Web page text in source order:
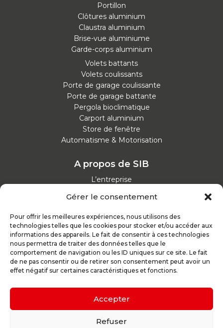
Gérer le consentement
Pour offrir les meilleures expériences, nous utilisons des
technologies telles que les cookies pour stocker et/ou accéder aux
informations des appareils. Le fait de consentir à ces technologies
nous permettra de traiter des données telles que le
comportement de navigation ou les ID uniques sur ce site. Le fait
de ne pas consentir ou de retirer son consentement peut avoir un
effet négatif sur certaines caractéristiques et fonctions.
Accepter
Refuser
Portillon
Clôtures aluminium
Claustra aluminium
Brise-vue aluminiume
Garde-corps aluminium
Volets battants
Volets coulissants
Porte de garage coulissante
Porte de garage battante
Pergola bioclimatique
Carport aluminium
Store de fenêtre
Automatisme & Motorisation
A propos de SIB
L’entreprise
Parcours d'achat
Nos garanties
Nos offres d’emploi
Actualités
Inspirez-vous
Nos conseils
Configurateur
Parrain d’excellence